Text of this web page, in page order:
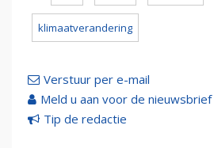
klimaatverandering
Verstuur per e-mail
Meld u aan voor de nieuwsbrief
Tip de redactie